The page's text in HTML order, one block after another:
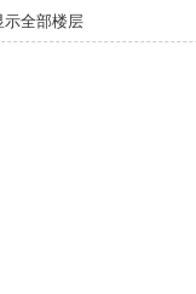
示全部楼层